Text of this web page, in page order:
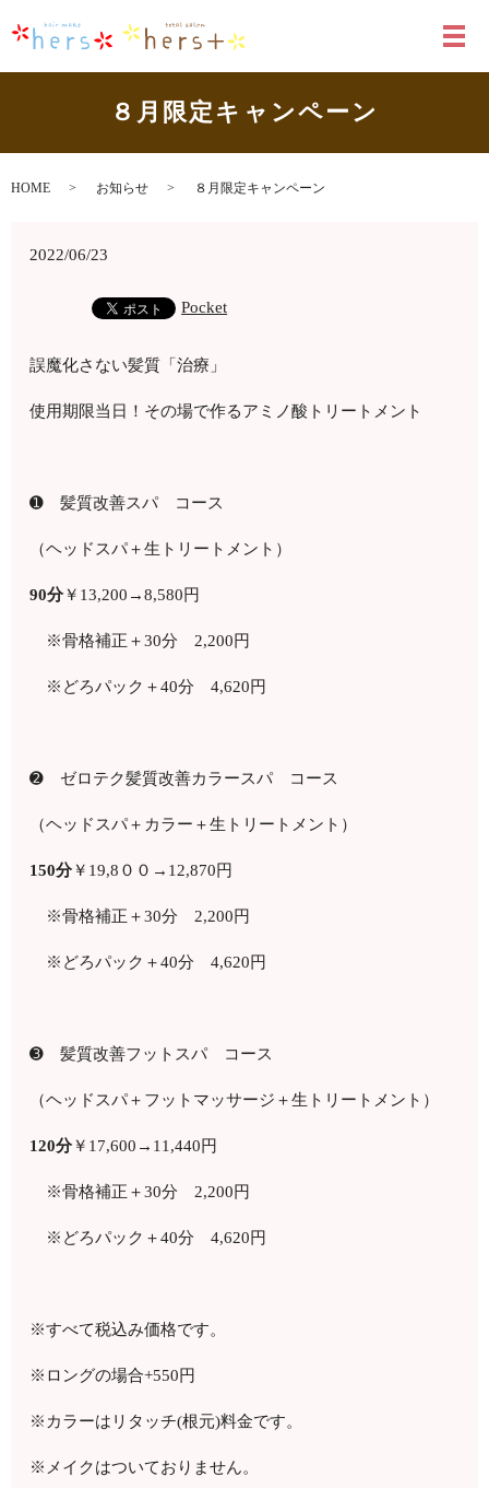
メ
８月限定キャンペーン
HOME お知らせ ８月限定キャンペーン
2022/06/23
Pocket
誤魔化さない髪質「治療」
使用期限当日！その場で作るアミノ酸トリートメント
➊ 髪質改善スパ コース
（ヘッドスパ＋生トリートメント）
90分￥ 13,200 →8,580円
※骨格補正＋30分 2,200円
※どろパック＋40分 4,620円
➋ ゼロテク髪質改善カラースパ コース
（ヘッドスパ＋カラー＋生トリートメント）
150分￥ 19,8 ００→12,870円
※骨格補正＋30分 2,200円
※どろパック＋40分 4,620円
➌ 髪質改善フットスパ コース
（ヘッドスパ＋フットマッサージ＋生トリートメント）
120分￥ 17,600 →11,440円
※骨格補正＋30分 2,200円
※どろパック＋40分 4,620円
※すべて税込み価格です。
※ロングの場合+550円
※カラーはリタッチ(根元)料金です。
※メイクはついておりません。